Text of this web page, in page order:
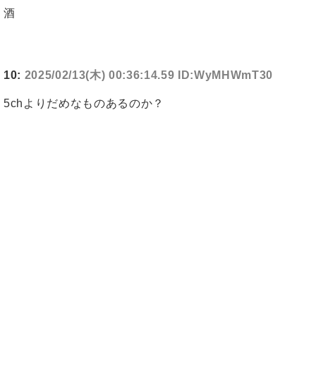
酒
10: 2025/02/13(木) 00:36:14.59 ID:WyMHWmT30
5chよりだめなものあるのか？